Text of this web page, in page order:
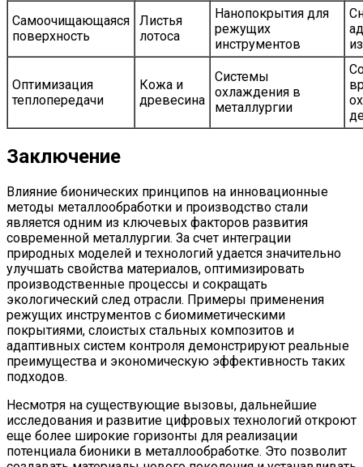
Самоочищающаяся
поверхность
Листья
лотоса
Нанопокрытия для
режущих
инструментов
Оптимизация
теплопередачи
Кожа и
древесина
Системы
охлаждения в
металлургии
Заключение
Влияние бионических принципов на инновационные
методы металлообработки и производство стали
является одним из ключевых факторов развития
современной металлургии. За счет интеграции
природных моделей и технологий удается значительно
улучшать свойства материалов, оптимизировать
производственные процессы и сокращать
экологический след отрасли. Примеры применения
режущих инструментов с биомиметическими
покрытиями, слоистых стальных композитов и
адаптивных систем контроля демонстрируют реальные
преимущества и экономическую эффективность таких
подходов.
Несмотря на существующие вызовы, дальнейшие
исследования и развитие цифровых технологий откроют
еще более широкие горизонты для реализации
потенциала бионики в металлообработке. Это позволит